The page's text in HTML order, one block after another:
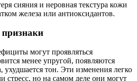
сияния и неровная текстура кожи
железа или антиоксидантов.
могут проявляться
менее упругой, появляются
ухудшается тон. Эти изменения легко
стресс, но на самом деле они могут